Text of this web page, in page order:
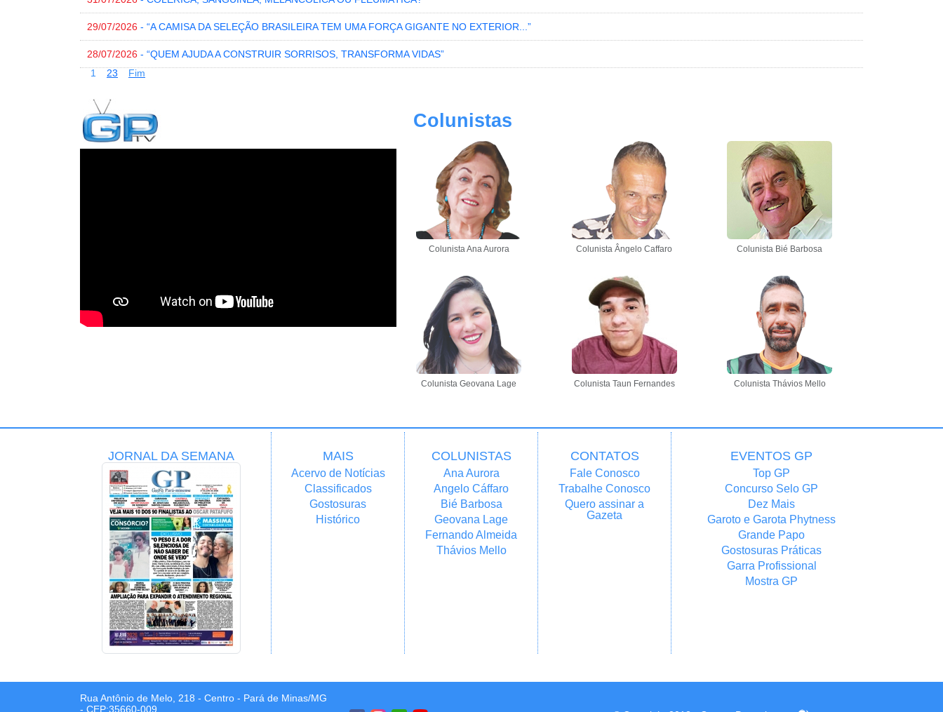
29/07/2026 - “A CAMISA DA SELEÇÃO BRASILEIRA TEM UMA FORÇA GIGANTE NO EXTERIOR...”
28/07/2026 - “QUEM AJUDA A CONSTRUIR SORRISOS, TRANSFORMA VIDAS”
1
23 Fim
Colunistas
Colunista Ana Aurora Colunista Ângelo Caffaro Colunista Bié Barbosa
Colunista Geovana Lage Colunista Taun Fernandes Colunista Thávios Mello
JORNAL DA SEMANA MAIS
Acervo de Notícias
Classificados
Gostosuras
Histórico
COLUNISTAS
Ana Aurora
Angelo Cáffaro
Bié Barbosa
Geovana Lage
Fernando Almeida
Thávios Mello
CONTATOS
Fale Conosco
Trabalhe Conosco
Quero assinar a
Gazeta
EVENTOS GP
Top GP
Concurso Selo GP
Dez Mais
Garoto e Garota Phytness
Grande Papo
Gostosuras Práticas
Garra Profissional
Mostra GP
Rua Antônio de Melo, 218 - Centro - Pará de Minas/MG
- CEP:35660-009